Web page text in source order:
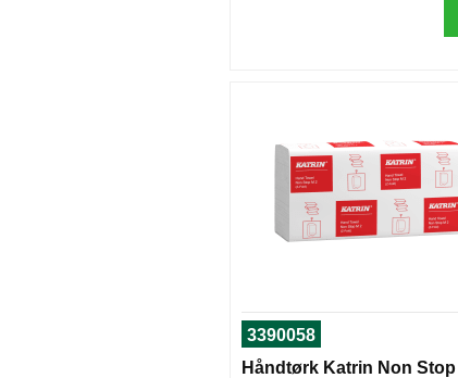
3390058
Håndtørk Katrin Non Stop